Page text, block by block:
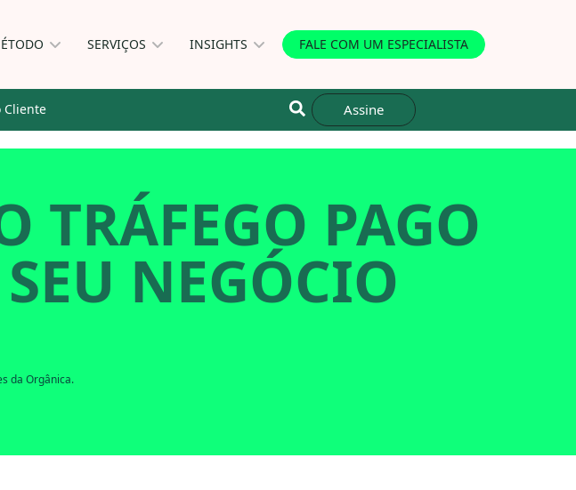
SERVIÇOS INSIGHTS FALE COM UM ESPECIALISTA
Cliente Assine
TRÁFEGO PAGO
NEGÓCIO
da Orgânica.